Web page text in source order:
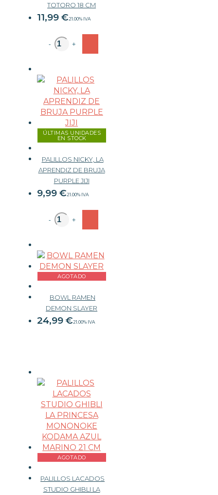
TOTORO 18 CM
11,99 €21.00% IVA
- +
ÚLTIMAS UNIDADES
EN STOCK
PALILLOS NICKY, LA
APRENDIZ DE BRUJA
PURPLE JIJI
9,99 €21.00% IVA
- +
AGOTADO
BOWL RAMEN
DEMON SLAYER
24,99 €21.00% IVA
AGOTADO
PALILLOS LACADOS
STUDIO GHIBLI LA